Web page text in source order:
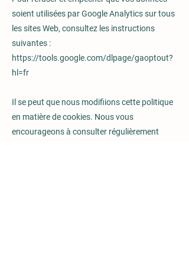
soient utilisées par Google Analytics sur tous
les sites Web, consultez les instructions
suivantes :
https://tools.google.com/dlpage/gaoptout?
hl=fr
Il se peut que nous modifiions cette politique
en matière de cookies. Nous vous
encourageons à consulter régulièrement